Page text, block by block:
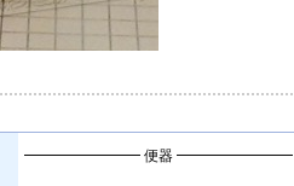
━━━━━━━━ 便器 ━━━━━━━━